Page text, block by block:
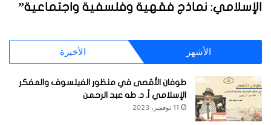
الإسلامي: نماذج فقهية وفلسفية واجتماعية”
الأشهر الأخيرة
طوفان الأقصى في منظور الفيلسوف والمفكر
الإسلامي أ. د. طه عبد الرحمن
11 نوفمبر، 2023